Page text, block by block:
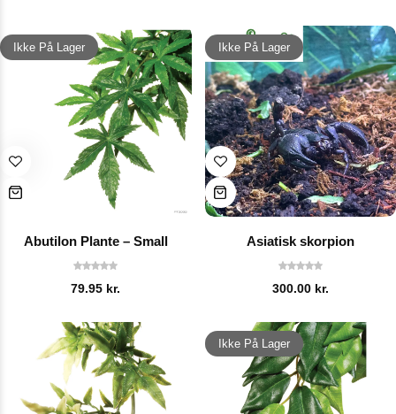
Ikke På Lager
Abutilon Plante – Small
79.95 kr.
Ikke På Lager
Asiatisk skorpion
300.00 kr.
Ikke På Lager